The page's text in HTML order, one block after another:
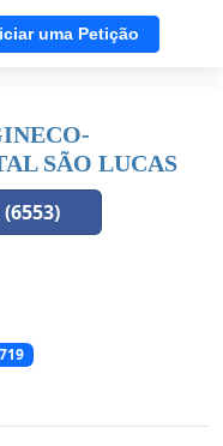
uma Petição
SÃO LUCAS